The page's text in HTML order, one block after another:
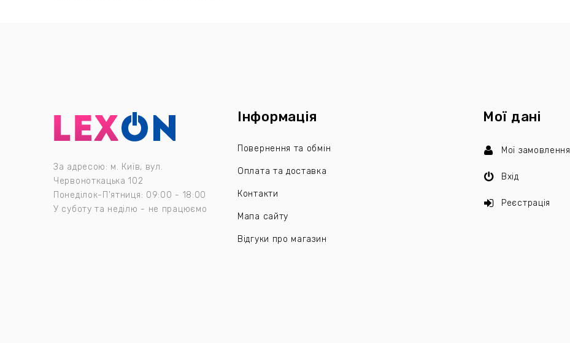
За адресою: м. Київ, вул.
Червоноткацька 102
Понеділок-П'ятниця: 09:00 - 18:00
У суботу та неділю - не працюємо
Інформація
Повернення та обмін
Оплата та доставка
Контакти
Мапа сайту
Відгуки про магазин
Мої дані
Мої замовлення
Вхід
Реєстрація